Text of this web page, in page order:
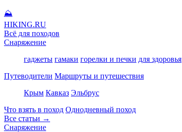
⛰
HIKING.RU
Всё для походов
Снаряжение
гаджеты гамаки горелки и печки для здоровья
Путеводители Маршруты и путешествия
Крым Кавказ Эльбрус
Что взять в поход Однодневный поход
Все статьи →
Снаряжение